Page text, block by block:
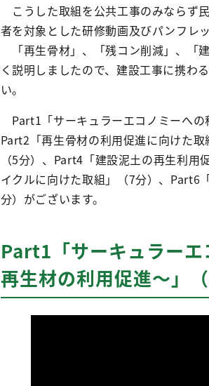
こうした取組を公共工事のみならず
者を対象とした研修動画及びパンフレ
「再生骨材」、「残コン削減」、「
く説明しましたので、建設工事に携わ
い。
Part1「サーキュラーエコノミーへの
Part2「再生骨材の利用促進に向けた
（5分）、Part4「建設泥土の再生利
イクルに向けた取組」（7分）、Part6
分）がございます。
Part1「サーキュラー
再生材の利用促進～」（